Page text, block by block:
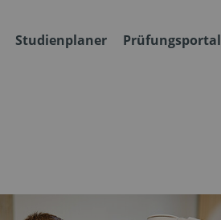
Studienplaner Prüfungsportal